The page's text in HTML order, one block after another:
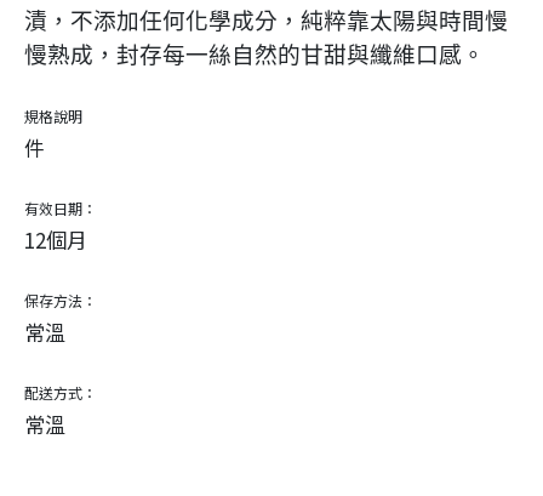
漬，不添加任何化學成分，純粹靠太陽與時間慢
慢熟成，封存每一絲自然的甘甜與纖維口感。
規格說明
件
有效日期：
12個月
保存方法：
常溫
配送方式：
常溫